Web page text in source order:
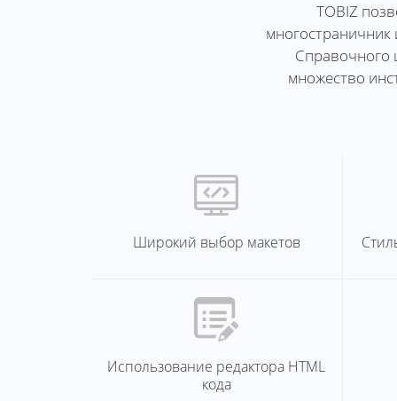
TOBIZ
Справочного
множество
Широкий выбор макетов
Использование редактора HTML
кода